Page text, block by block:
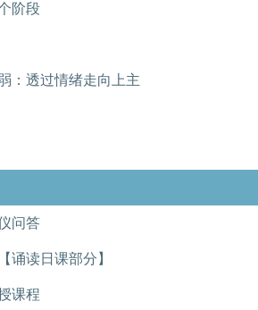
阶段
：透过情绪走向上主
问答
诵读日课部分】
课程